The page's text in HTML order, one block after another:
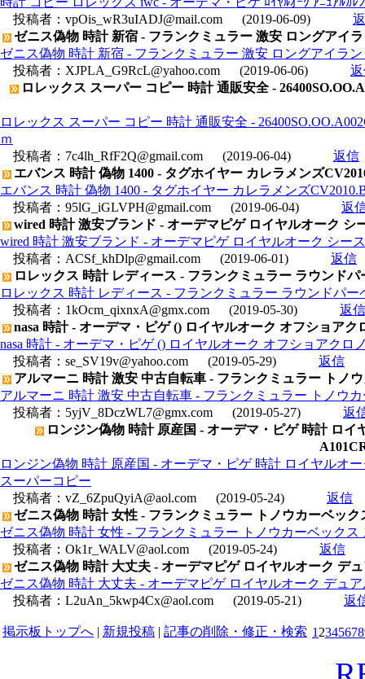
投稿者： vpOis_wR3uIADJ@mail.com (2019-06-09)
ゼニス偽物 時計 新宿 - フランクミュラー 激安 ロングアイ
ゼニス偽物 時計 新宿 - フランクミュラー 激安 ロングアイラ
投稿者： XJPLA_G9RcL@yahoo.com (2019-06-06)
ロレックス スーパー コピー 時計 通販安全 -
ロレックス スーパー コピー 時計 通販安全 -
ｍ
投稿者： 7c4lh_RfF2Q@gmail.com (2019-06-04)
返信
エバンス 時計 偽物 1400 - タグホイヤー カレラメンズ
エバンス 時計 偽物 1400 - タグホイヤー カレラメンズ
投稿者： 95lG_iGLVPH@gmail.com (2019-06-04)
返
wired 時計 激安ブランド - オーデマピゲ ロイヤルオーク シ
wired 時計 激安ブランド - オーデマピゲ ロイヤルオーク シー
投稿者： ACSf_khDlp@gmail.com (2019-06-01)
返信
ロレックス 時計 レディース - フランクミュラー ラウンド
ロレックス 時計 レディース - フランクミュラー ラウンドパ
投稿者： 1kOcm_qixnxA@gmx.com (2019-05-30)
返信
nasa 時計 - オーデマ・ピゲ () ロイヤルオーク オフショアク
nasa 時計 - オーデマ・ピゲ () ロイヤルオーク オフショアクロ
投稿者： se_SV19v@yahoo.com (2019-05-29)
返信
アルマーニ 時計 激安 中古自転車 - フランクミュラー トノ
アルマーニ 時計 激安 中古自転車 - フランクミュラー トノウ
投稿者： 5yjV_8DczWL7@gmx.com (2019-05-27)
返
ロンジン偽物 時計 原産国 - オーデマ・ピゲ 時計 ロ
ロンジン偽物 時計 原産国 - オーデマ・ピゲ 時計 ロイヤルオ
スーパーコピー
投稿者： vZ_6ZpuQyiA@aol.com (2019-05-24)
返信
ゼニス偽物 時計 女性 - フランクミュラー トノウカーベック
ゼニス偽物 時計 女性 - フランクミュラー トノウカーベックス
投稿者： Ok1r_WALV@aol.com (2019-05-24)
返信
ゼニス偽物 時計 大丈夫 - オーデマピゲ ロイヤルオーク デュ
ゼニス偽物 時計 大丈夫 - オーデマピゲ ロイヤルオーク デュア
投稿者： L2uAn_5kwp4Cx@aol.com (2019-05-21) 返
掲示板トップへ | 新規投稿 | 記事の削除・修正・検索 1 2345678